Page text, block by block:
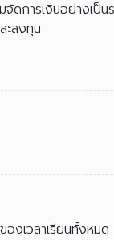
ดการเงินอย่างเป็น
ะลงทุน
งเวลาเรียนทั้งหมด